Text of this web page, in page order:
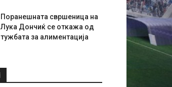
Поранешната свршеница на
Лука Дончиќ се откажа од
тужбата за алиментација